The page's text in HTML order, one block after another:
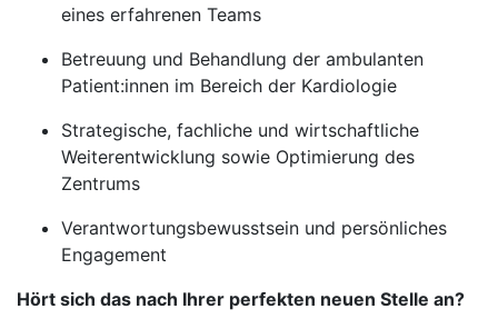
eines erfahrenen Teams
Betreuung und Behandlung der ambulanten
Patient:innen im Bereich der Kardiologie
Strategische, fachliche und wirtschaftliche
Weiterentwicklung sowie Optimierung des
Zentrums
Verantwortungsbewusstsein und persönliches
Engagement
Hört sich das nach Ihrer perfekten neuen Stelle an?